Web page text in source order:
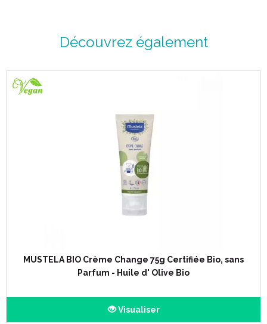
Découvrez également
MUSTELA BIO Crème Change 75g Certifiée Bio, sans
Parfum - Huile d' Olive Bio
Visualiser